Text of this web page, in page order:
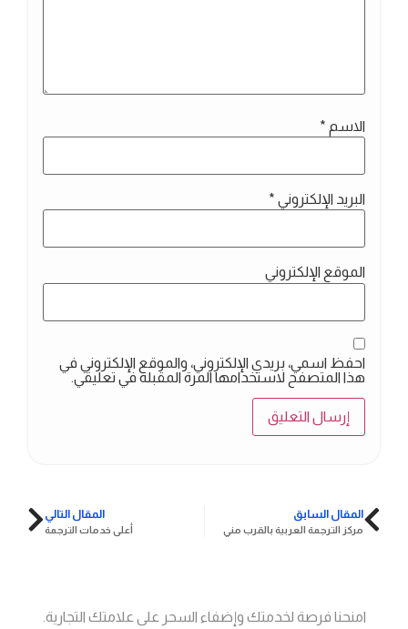
امنحنا فرصة لخدمتك وإضفاء السحر على علامتك التجارية.
الاسم *
البريد الإلكتروني *
الموقع الإلكتروني
احفظ اسمي، بريدي الإلكتروني، والموقع الإلكتروني في
هذا المتصفح لاستخدامها المرة المقبلة في تعليقي.
المقال السابق
مركز الترجمة العربية بالقرب مني
المقال التالي
أعلى خدمات الترجمة